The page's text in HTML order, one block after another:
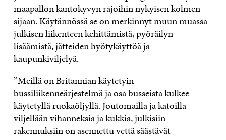
maapallon kantokyvyn rajoihin nykyisen kolmen
sijaan. Käytännössä se on merkinnyt muun muassa
julkisen liikenteen kehittämistä, pyöräilyn
lisäämistä, jätteiden hyötykäyttöä ja
kaupunkiviljelyä.
”Meillä on Britannian käytetyin
bussiliikenneärjestelmä ja osa busseista kulkee
käytetyllä ruokaöljyllä. Joutomailla ja katoilla
viljellään vihanneksia ja kukkia, julkisiin
rakennuksiin on asennettu vettä säästävät